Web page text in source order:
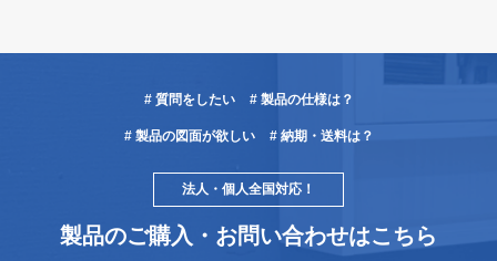
# 質問をしたい # 製品の仕様は？
# 製品の図面が欲しい # 納期・送料は？
法人・個人全国対応！
製品のご購入・お問い合わせはこちら